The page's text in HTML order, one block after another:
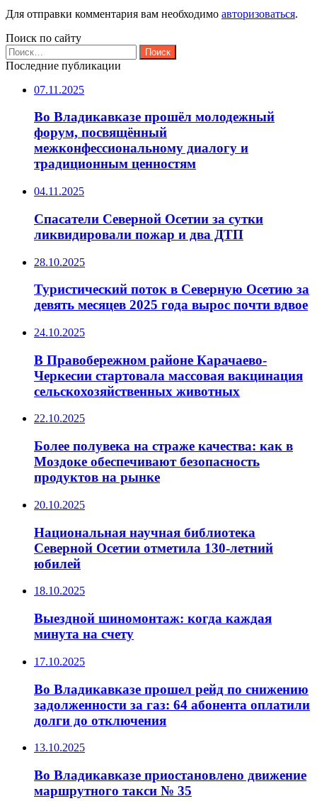
Для отправки комментария вам необходимо авторизоваться.
Поиск по сайту
Найти:
Последние публикации
07.11.2025
Во Владикавказе прошёл молодежный
форум, посвящённый
межконфессиональному диалогу и
традиционным ценностям
04.11.2025
Спасатели Северной Осетии за сутки
ликвидировали пожар и два ДТП
28.10.2025
Туристический поток в Северную Осетию за
девять месяцев 2025 года вырос почти вдвое
24.10.2025
В Правобережном районе Карачаево-
Черкесии стартовала массовая вакцинация
сельскохозяйственных животных
22.10.2025
Более полувека на страже качества: как в
Моздоке обеспечивают безопасность
продуктов на рынке
20.10.2025
Национальная научная библиотека
Северной Осетии отметила 130-летний
юбилей
18.10.2025
Выездной шиномонтаж: когда каждая
минута на счету
17.10.2025
Во Владикавказе прошел рейд по снижению
задолженности за газ: 64 абонента оплатили
долги до отключения
13.10.2025
Во Владикавказе приостановлено движение
маршрутного такси № 35